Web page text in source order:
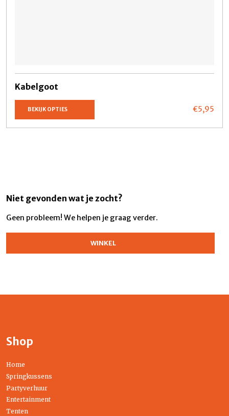
Kabelgoot
BEKIJK OPTIES €5,95
Niet gevonden wat je zocht?
Geen probleem! We helpen je graag verder.
WINKEL
Shop
Home
Springkussens
Partyverhuur
Entertainment
Tenten